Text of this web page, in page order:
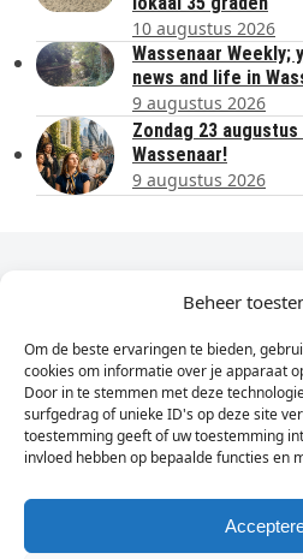
Beheer
Om de beste ervaringen te bieden,
cookies om informatie over je apparaat
Door in te stemmen met deze
surfgedrag of unieke ID's op deze site
toestemming geeft of uw toestemming
invloed hebben op bepaalde functies en
10 augustus 2026
Wassenaar
news and life in
9 augustus 2026
Zondag 23
Wassenaar!
9 augustus 2026
Dagelijks het laatste
Vul
hier
je
e-
mailadres
in
Sign Up